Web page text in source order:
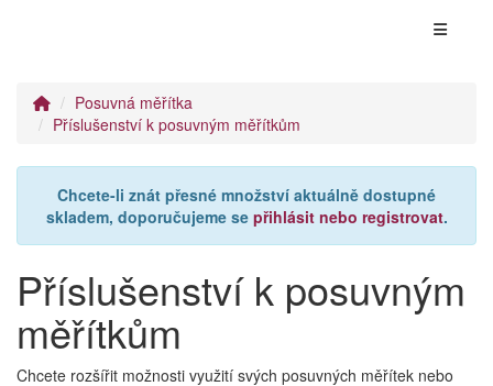
Posuvná měřítka
Příslušenství k posuvným měřítkům
Chcete-li znát přesné množství aktuálně dostupné
skladem, doporučujeme se přihlásit nebo registrovat.
Příslušenství k posuvným
měřítkům
Chcete rozšířit možnosti využití svých posuvných měřítek nebo